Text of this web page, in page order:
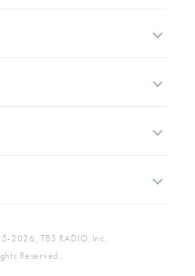
2026, TBS RADIO,Inc.
Reserved.